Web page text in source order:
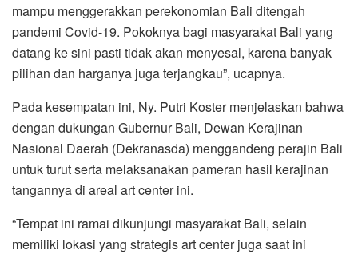
mampu menggerakkan perekonomian Bali ditengah
pandemi Covid-19. Pokoknya bagi masyarakat Bali yang
datang ke sini pasti tidak akan menyesal, karena banyak
pilihan dan harganya juga terjangkau”, ucapnya.
Pada kesempatan ini, Ny. Putri Koster menjelaskan bahwa
dengan dukungan Gubernur Bali, Dewan Kerajinan
Nasional Daerah (Dekranasda) menggandeng perajin Bali
untuk turut serta melaksanakan pameran hasil kerajinan
tangannya di areal art center ini.
“Tempat ini ramai dikunjungi masyarakat Bali, selain
memiliki lokasi yang strategis art center juga saat ini